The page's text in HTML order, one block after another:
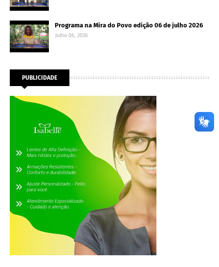
Programa na Mira do Povo edição 06 de julho 2026
Julho 06, 2026
PUBLICIDADE